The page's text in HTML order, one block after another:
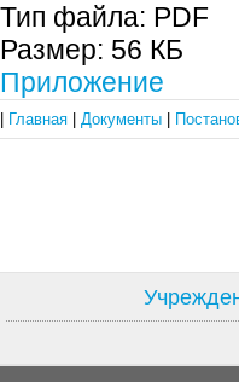
Тип файла: PDF
Размер: 56 КБ
Приложение
Главная Документы